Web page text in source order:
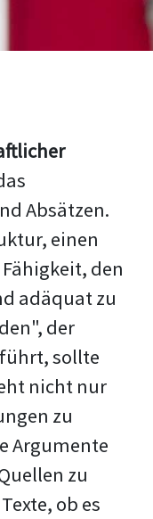
Absätzen.
einen
den
adäquat zu
der
sollte
nicht nur
zu
Argumente
zu
ob es